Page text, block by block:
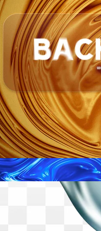
criativa para você
melhor trabalho. Mais de 1
entre criativos,
e estúdios.
Português
Freepik